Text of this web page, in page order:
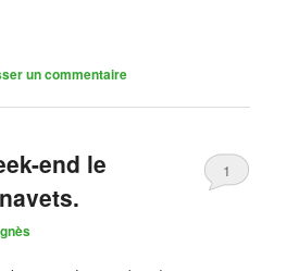
un commentaire
end le
1